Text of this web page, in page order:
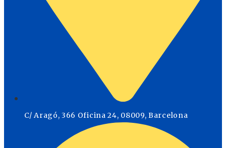
C/ Aragó, 366 Oficina 24, 08009, Barcelona